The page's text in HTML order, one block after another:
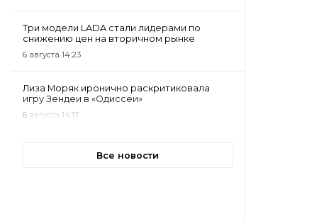
Три модели LADA стали лидерами по
снижению цен на вторичном рынке
6 августа 14:23
Лиза Моряк иронично раскритиковала
игру Зендеи в «Одиссеи»
6 августа 14:13
Все новости